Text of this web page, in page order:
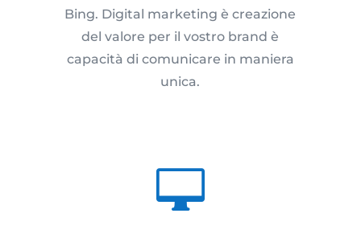
Bing. Digital marketing è creazione
del valore per il vostro brand è
capacità di comunicare in maniera
unica.
